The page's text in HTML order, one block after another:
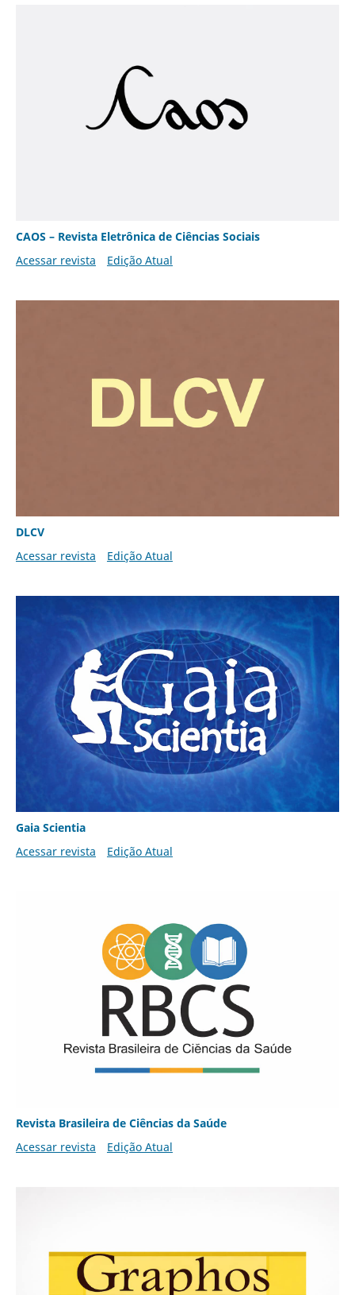
CAOS – Revista Eletrônica de Ciências Sociais
Acessar revista
Edição Atual
DLCV
Acessar revista
Edição Atual
Gaia Scientia
Acessar revista
Edição Atual
Revista Brasileira de Ciências da Saúde
Acessar revista
Edição Atual